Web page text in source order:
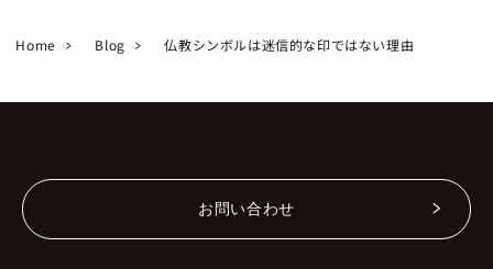
Home Blog 仏教シンボルは迷信的な印ではない理由
お問い合わせ